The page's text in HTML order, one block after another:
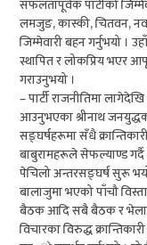
सफलतापूर्वक पार्टीको
लमजुङ, कास्की, चितवन,
जिम्मेवारी बहन गर्नुभयो ।
स्थापित र लोकप्रिय भएर
गराउनुभयो ।
– पार्टी राजनीतिमा
आउनुभएका श्रीनाथ
सङ्घर्षहरूमा सँधै
बाबुरामहरूले सेफल्याण्ड
पेचिलो अन्तरसङ्घर्ष सुरू
बालाजुमा भएको पाँचौ
बैठक आदि सबै बैठक र
विचारका विरुद्ध